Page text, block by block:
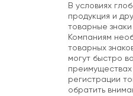
В условиях
продукция и
товарные
Компаниям
товарных
могут быстро
регистрации
обратить
IQ Technology -
защита брендов в eCommerce
Политика в отношении обработки
персональных данных
Согласие на обработку